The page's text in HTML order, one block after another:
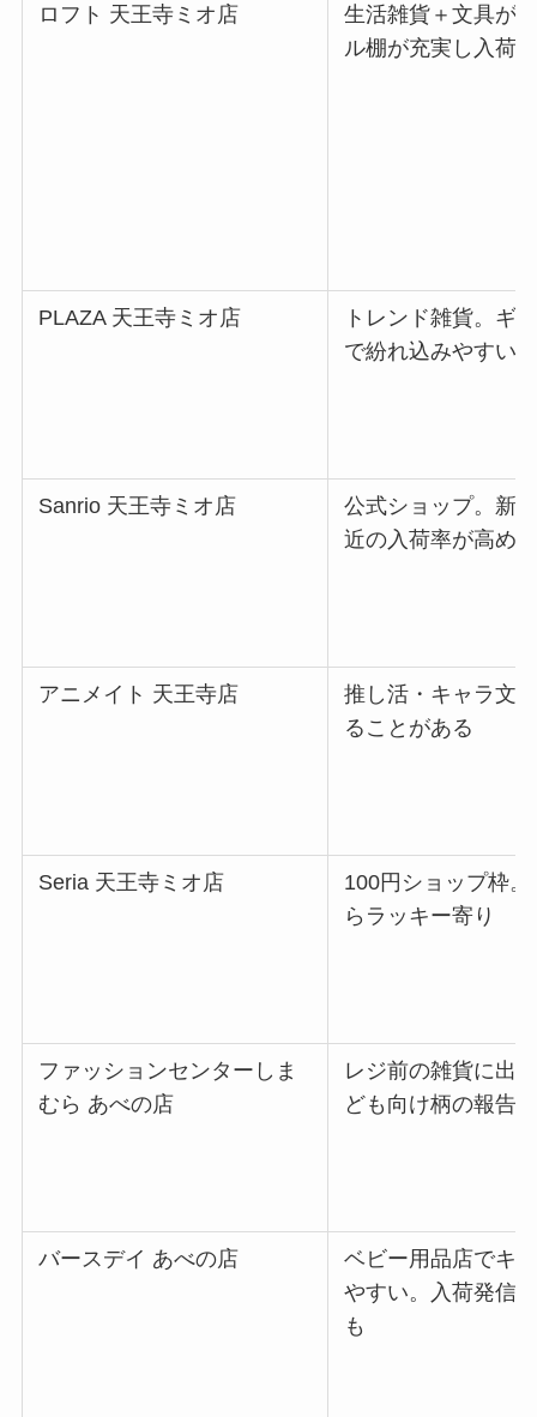
ロフト 天王寺ミオ店
生活雑貨＋文具が
ル棚が充実し入荷
PLAZA 天王寺ミオ店
トレンド雑貨。ギ
で紛れ込みやすい
Sanrio 天王寺ミオ店
公式ショップ。新
近の入荷率が高め
アニメイト 天王寺店
推し活・キャラ文
ることがある
Seria 天王寺ミオ店
100円ショップ枠
らラッキー寄り
ファッションセンターしま
むら あべの店
レジ前の雑貨に出
ども向け柄の報告
バースデイ あべの店
ベビー用品店でキ
やすい。入荷発信
も